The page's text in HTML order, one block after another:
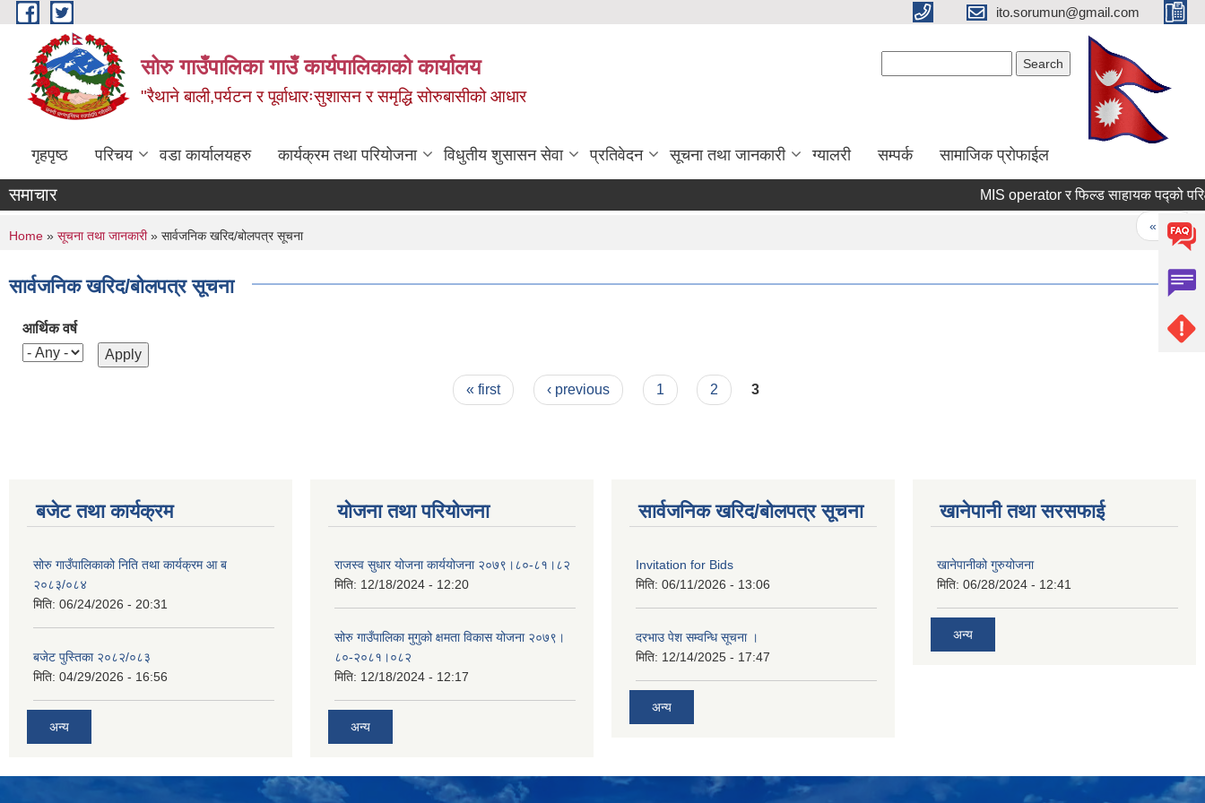
Skip to main content ito.sorumun@gmail.com
सोरु गाउँपालिका गाउँ कार्यपालिकाको कार्यालय
"रैथाने बाली,पर्यटन र पूर्वाधारःसुशासन र समृद्धि सोरुबासीको आधार
गृहपृष्ठ परिचय वडा कार्यालयहरु कार्यक्रम तथा परियोजना विधुतीय शुसासन सेवा प्रतिवेदन सूचना तथा जानकारी ग्यालरी सम्पर्क सामाजिक प्रोफाईल
समाचार MIS operator र फिल्ड साहायक पद्को
« first
You are here
Home » सूचना तथा जानकारी» सार्वजनिक खरिद/बोलपत्र सूचना
सार्वजनिक खरिद/बोलपत्र सूचना
आर्थिक वर्ष
« first ‹ previous 1 2 3
बजेट तथा कार्यक्रम
सोरु गाउँपालिकाको निति तथा कार्यक्रम आ ब
२०८३/०८४
मिति: 06/24/2026 - 20:31
बजेट पुस्तिका २०८२/०८३
मिति: 04/29/2026 - 16:56
अन्य
योजना तथा परियोजना
राजस्व सुधार योजना कार्ययोजना २०७९।८०-८१।८२
मिति: 12/18/2024 - 12:20
सोरु गाउँपालिका मुगुको क्षमता विकास योजना २०७९।
८०-२०८१।०८२
मिति: 12/18/2024 - 12:17
अन्य
सार्वजनिक खरिद/बोलपत्र सूचना
Invitation for Bids
मिति: 06/11/2026 - 13:06
दरभाउ पेश सम्वन्धि सूचना ।
मिति: 12/14/2025 - 17:47
अन्य
खानेपानी तथा सरसफाई
खानेपानीको गुरुयोजना
मिति: 06/28/2024 - 12:41
अन्य